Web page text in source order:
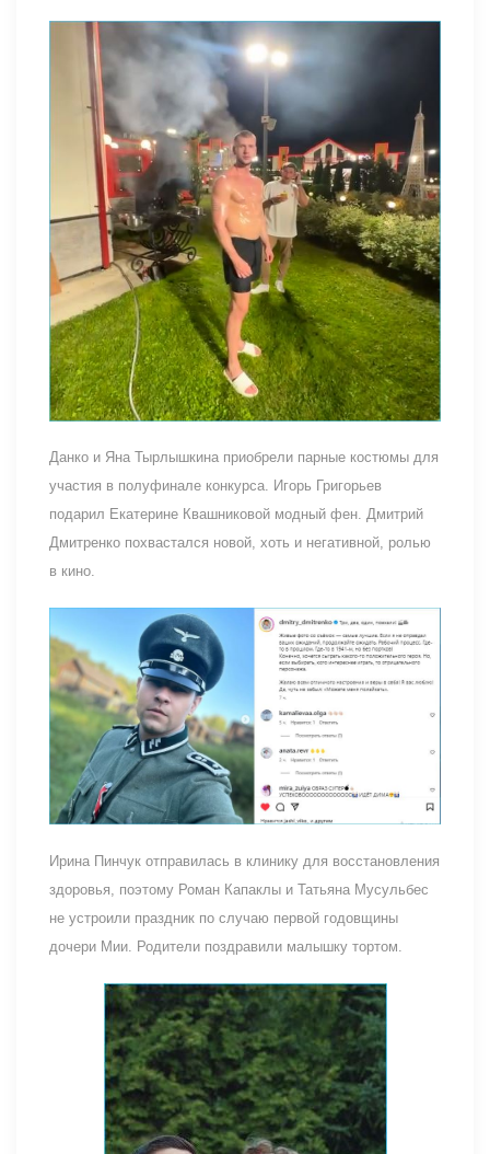
Данко и Яна Тырлышкина приобрели парные костюмы для
участия в полуфинале конкурса. Игорь Григорьев
подарил Екатерине Квашниковой модный фен. Дмитрий
Дмитренко похвастался новой, хоть и негативной, ролью
в кино.
Ирина Пинчук отправилась в клинику для восстановления
здоровья, поэтому Роман Капаклы и Татьяна Мусульбес
не устроили праздник по случаю первой годовщины
дочери Мии. Родители поздравили малышку тортом.